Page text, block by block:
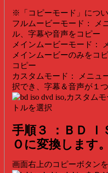
※「コピーモード」につ
フルムービーモード： メ
ル、字幕や音声をコピー
メインムービーモード：
メインムービーのみをコ
コピー
カスタムモード： メニュ
択でき、字幕＆音声が１
手順３ ：ＢＤ Ｉ
Ｏに変換します。
画面右上のコピーボタン